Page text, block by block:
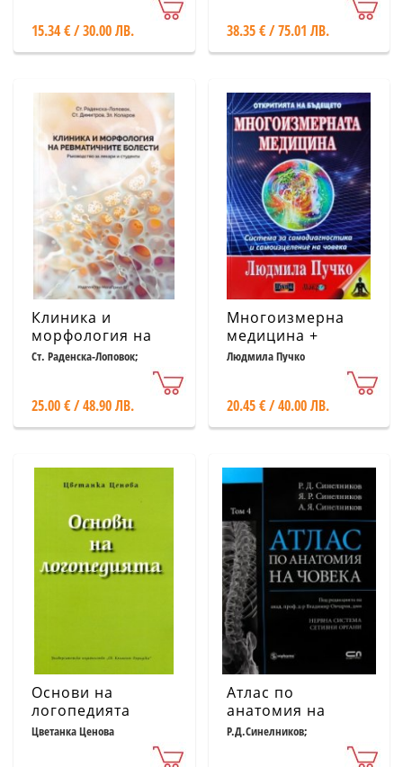
15.34 € / 30.00 ЛВ.
Миология
38.35 € / 75.01 ЛВ.
Клиника и
морфология на
ревматичните
лекари и студенти
Ст. Раденска-Лоповок;
Ст.Димитров; Зл. Коларов
25.00 € / 48.90 ЛВ.
Многоизмерна
медицина +
Приложение.
самодиагностика
и самоизцеление
на човека
Людмила Пучко
20.45 € / 40.00 ЛВ.
Основи на
логопедията
Цветанка Ценова
Атлас по
анатомия на
човека Т.4:
Нервна система,
Р.Д.Синелников;
Я.Р.Синелников;А.Я.Синелников